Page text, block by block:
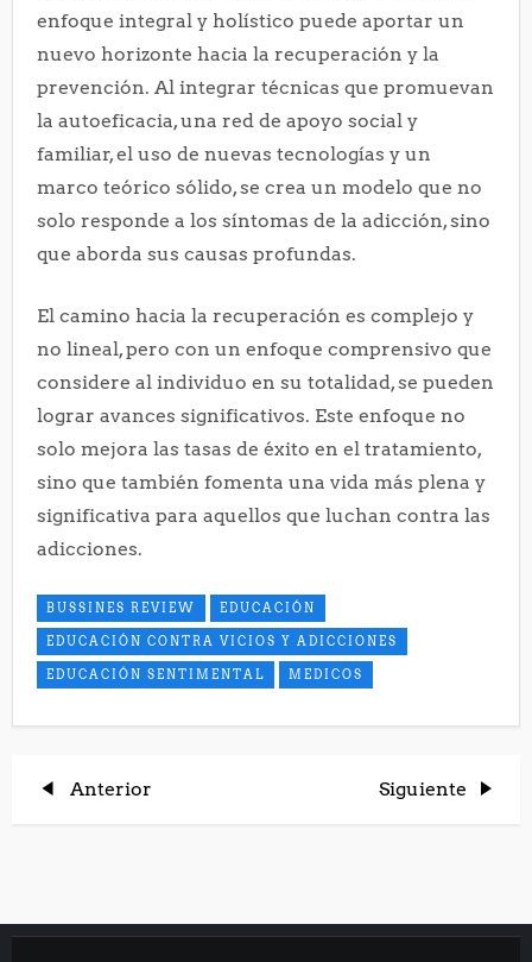
enfoque integral y holístico puede aportar un
nuevo horizonte hacia la recuperación y la
prevención. Al integrar técnicas que promuevan
la autoeficacia, una red de apoyo social y
familiar, el uso de nuevas tecnologías y un
marco teórico sólido, se crea un modelo que no
solo responde a los síntomas de la adicción, sino
que aborda sus causas profundas.
El camino hacia la recuperación es complejo y
no lineal, pero con un enfoque comprensivo que
considere al individuo en su totalidad, se pueden
lograr avances significativos. Este enfoque no
solo mejora las tasas de éxito en el tratamiento,
sino que también fomenta una vida más plena y
significativa para aquellos que luchan contra las
adicciones.
BUSSINES REVIEW EDUCACIÓN
EDUCACIÓN CONTRA VICIOS Y ADICCIONES
EDUCACIÓN SENTIMENTAL MEDICOS
N
v
Entrada
Anterior
Entrada
Siguiente